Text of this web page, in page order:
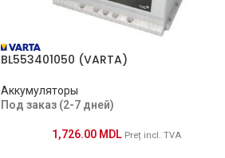
BL553401050 (VARTA)
Аккумуляторы
Под заказ (2-7 дней)
1,726.00 MDL Preț incl. TVA